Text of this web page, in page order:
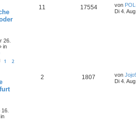
26.
in
1 2
11 17554 von
Di 4.
16.
2 1807 von
Di 4.